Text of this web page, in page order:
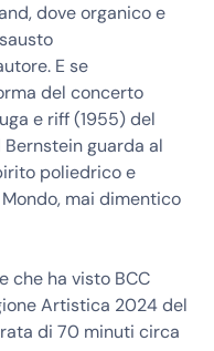
dove organico e
E se
del concerto
e riff (1955) del
guarda al
poliedrico e
mai dimentico
che ha visto BCC
Artistica 2024 del
di 70 minuti circa